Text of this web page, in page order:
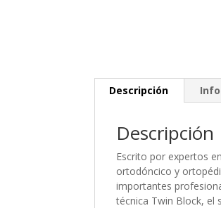
Descripción
Descripción
Escrito por expertos
ortodóncico y
importantes
técnica Twin Block, el